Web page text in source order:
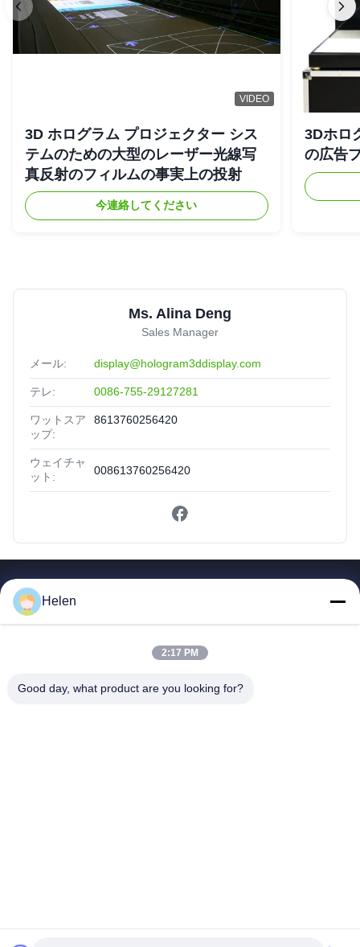
VIDEO
3D ホログラム プロジェクター シス
テムのための大型のレーザー光線写
真反射のフィルムの事実上の投射
今連絡してください
3Dホロ
の広告
Ms. Alina Deng
Sales Manager
メール: display@hologram3ddisplay.com
テレ: 0086-755-29127281
ワットスア
ップ:
8613760256420
ウェイチャ
ット:
008613760256420
私達について
工場旅行
Helen
2:17 PM
Good day, what product are you looking for?